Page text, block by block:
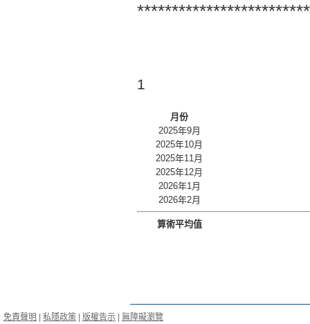
1
月份
2025年9月
2025年10月
2025年11月
2025年12月
2026年1月
2026年2月
算術平均值
免責聲明 | 私隱政策 | 版權告示 | 無障礙瀏覽